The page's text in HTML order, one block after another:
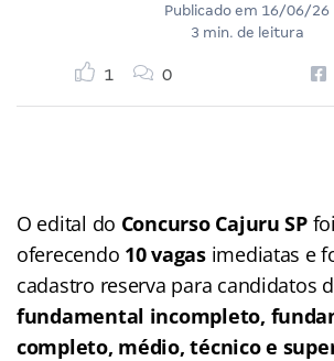
Publicado em 16/06/26
3 min. de leitura
1 0
O edital do Concurso Cajuru SP
oferecendo 10 vagasimediatas e
cadastro reserva para candidatos
fundamental incompleto,
completo, médio, técnico e